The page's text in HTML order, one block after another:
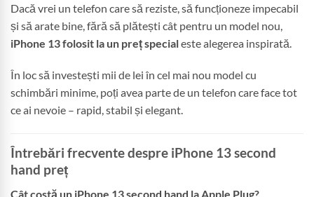
Dacă vrei un telefon care să reziste, să funcționeze impecabil
și să arate bine, fără să plătești cât pentru un model nou,
iPhone 13 folosit la un preț specialeste alegerea inspirată.
În loc să investești mii de lei în cel mai nou model cu
schimbări minime, poți avea parte de un telefon care face tot
ce ai nevoie – rapid, stabil și elegant.
Întrebări frecvente despre iPhone 13 second
hand preț
Cât costă un iPhone 13 second hand la Apple Plug?